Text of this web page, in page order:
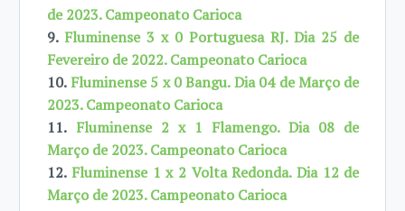
de 2023. Campeonato Carioca
9. Fluminense 3 x 0 Portuguesa RJ. Dia 25 de
Fevereiro de 2022. Campeonato Carioca
10. Fluminense 5 x 0 Bangu. Dia 04 de Março de
2023. Campeonato Carioca
11. Fluminense 2 x 1 Flamengo. Dia 08 de
Março de 2023. Campeonato Carioca
12. Fluminense 1 x 2 Volta Redonda. Dia 12 de
Março de 2023. Campeonato Carioca